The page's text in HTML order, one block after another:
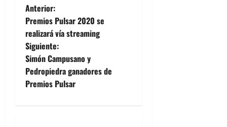
N
a
v
e
Anterior:
Premios Pulsar 2020 se
realizará vía streaming
Siguiente:
Simón Campusano y
Pedropiedra ganadores de
Premios Pulsar